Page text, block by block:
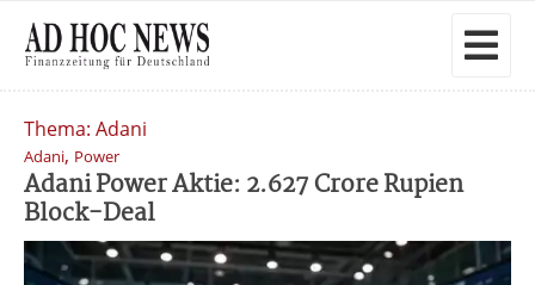
Thema: Adani
Adani, Power
Adani Power Aktie: 2.627 Crore Rupien
Block-Deal